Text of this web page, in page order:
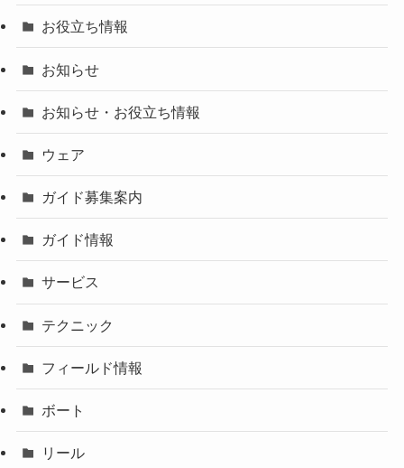
お役立ち情報
お知らせ
お知らせ・お役立ち情報
ウェア
ガイド募集案内
ガイド情報
サービス
テクニック
フィールド情報
ボート
リール